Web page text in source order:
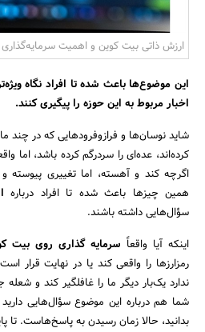
ارزش ذاتی بیت کوین و اهمیت
این موضوع‌ها باعث شده تا افراد نگاه
اخبار مربوط به این حوزه را پیگیری کنند.
شاید نوسان‌‌ها و فراز‌وفرود‌هایی که در چند
کرده‌اند، عده‌ای را سردرگم کرده باشد، اما
اگرچه کند و آهسته، اما تغییری پیوسته
همین چیز‌ها باعث شده تا افراد درباره
سؤال‌هایی داشته باشند.
اینکه آیا واقعاً سرمایه گذاری روی بیت
رمزارزها را واقعی کند یا در نهایت قرار
ندارد یک‌بار دیگر ما را غافلگیر کند و
شما هم درباره این موضوع سؤال‌هایی
بدانید، حالا زمان رسیدن به پاسخ‌هاست. تا